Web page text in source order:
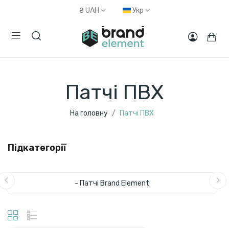
₴ UAH Укр
Патчі ПВХ
На головну Патчі ПВХ
Підкатегорії
- Патчі Brand Element